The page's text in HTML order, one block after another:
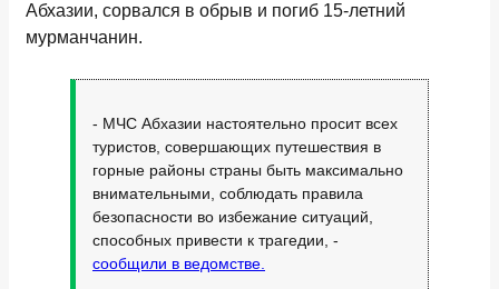
Абхазии, сорвался в обрыв и погиб 15-летний
мурманчанин.
- МЧС Абхазии настоятельно просит всех
туристов, совершающих путешествия в
горные районы страны быть максимально
внимательными, соблюдать правила
безопасности во избежание ситуаций,
способных привести к трагедии, -
сообщили в ведомстве.